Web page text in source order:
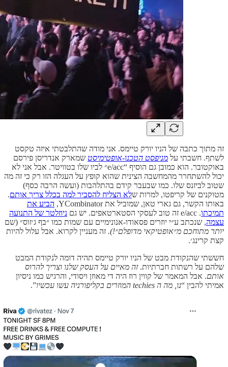
זה מתוך כתבה של הניו יורק טיימס. אני מודה שהתלבטתי איזה טקסט
לשתף. חשבתי על מניפסט הטכנו-אופטימיסט שמארק אנדריסן פירסם
באוקטובר. הוא כמובן גם הוסיף “e/acc״ לביו שלו בטוויטר. אבל אני לא
יכול להשתחרר מהמחשבה הצינית שהוא קופץ על העגלה הזו רק כי זה מה
שטוב לביזנס שלו. כמו שבעבר קידם בהתלהבות (ועשה הרבה כסף)
מטוקנים של קריפטו, למרות שלא הצליח להסביר למה בכלל צריך אותם.
באותו הקשר, גם גארי טאן, שמוביל את YCombinator,
הביע את
תמיכתו. e/acc זה טוב לעסקי הסטארטאפים. יש גם
ניוזלטר של התנועה
עצמה, שנכתב ע״י יוזרים פסאודו-אנונימיים עם שמות כמו ״בף ג׳זוס״ (שם
יותר מתוחכם מ״אופטיקאי מדופלם״!). זה מעניין לקרוא. אבל עלול להיות
קצת קרינג׳.
חששתי שהנקודת מבט של הניו יורק טיימס תהיה דומה לנקודת המבט
שלהם על רשתות חברתיות.זה מאיים על העסק שלנו וצריך להרוס
אותם. אבל המאמר של קווין רוז היה די מאוזן ויסודי, והרגיש כמו ניסיון
אמיתי להבין “נו, מה ה techies המוזרים בקליפורניה עשו עכשיו ”.